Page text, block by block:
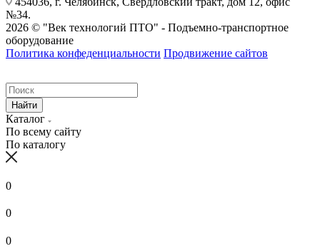
№34.
2026 © "Век технологий ПТО" - Подъемно-транспортное
оборудование
Политика конфеденциальности Продвижение сайтов
Найти
Каталог
По всему сайту
По каталогу
0
0
0